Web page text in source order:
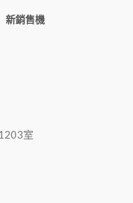
新銷售機
室